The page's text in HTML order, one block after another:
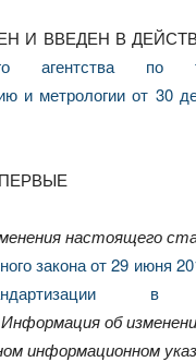
И ВВЕДЕН В
агентства по
и метрологии от 30
настоящего
закона от 29 июня
в
Информация об
информационном